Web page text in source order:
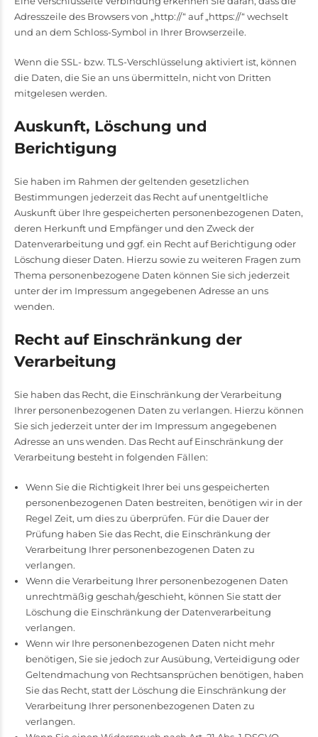
Adresszeile des Browsers von „http://“ auf „https://“ wechselt
und an dem Schloss-Symbol in Ihrer Browserzeile.
Wenn die SSL- bzw. TLS-Verschlüsselung aktiviert ist, können
die Daten, die Sie an uns übermitteln, nicht von Dritten
mitgelesen werden.
Auskunft, Löschung und
Berichtigung
Sie haben im Rahmen der geltenden gesetzlichen
Bestimmungen jederzeit das Recht auf unentgeltliche
Auskunft über Ihre gespeicherten personenbezogenen Daten,
deren Herkunft und Empfänger und den Zweck der
Datenverarbeitung und ggf. ein Recht auf Berichtigung oder
Löschung dieser Daten. Hierzu sowie zu weiteren Fragen zum
Thema personenbezogene Daten können Sie sich jederzeit
unter der im Impressum angegebenen Adresse an uns
wenden.
Recht auf Einschränkung der
Verarbeitung
Sie haben das Recht, die Einschränkung der Verarbeitung
Ihrer personenbezogenen Daten zu verlangen. Hierzu können
Sie sich jederzeit unter der im Impressum angegebenen
Adresse an uns wenden. Das Recht auf Einschränkung der
Verarbeitung besteht in folgenden Fällen:
Wenn Sie die Richtigkeit Ihrer bei uns gespeicherten
personenbezogenen Daten bestreiten, benötigen wir in der
Regel Zeit, um dies zu überprüfen. Für die Dauer der
Prüfung haben Sie das Recht, die Einschränkung der
Verarbeitung Ihrer personenbezogenen Daten zu
verlangen.
Wenn die Verarbeitung Ihrer personenbezogenen Daten
unrechtmäßig geschah/geschieht, können Sie statt der
Löschung die Einschränkung der Datenverarbeitung
verlangen.
Wenn wir Ihre personenbezogenen Daten nicht mehr
benötigen, Sie sie jedoch zur Ausübung, Verteidigung oder
Geltendmachung von Rechtsansprüchen benötigen, haben
Sie das Recht, statt der Löschung die Einschränkung der
Verarbeitung Ihrer personenbezogenen Daten zu
verlangen.